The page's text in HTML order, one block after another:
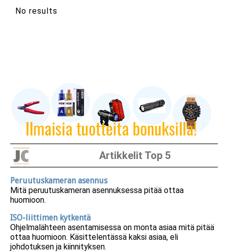
No results
Artikkelit Top 5
Peruutuskameran asennus
Mitä peruutuskameran asennuksessa pitää ottaa
huomioon.
ISO-liittimen kytkentä
Ohjelmalähteen asentamisessa on monta asiaa mitä pitää
ottaa huomioon. Käsittelentässä kaksi asiaa, eli
johdotuksen ja kiinnityksen.